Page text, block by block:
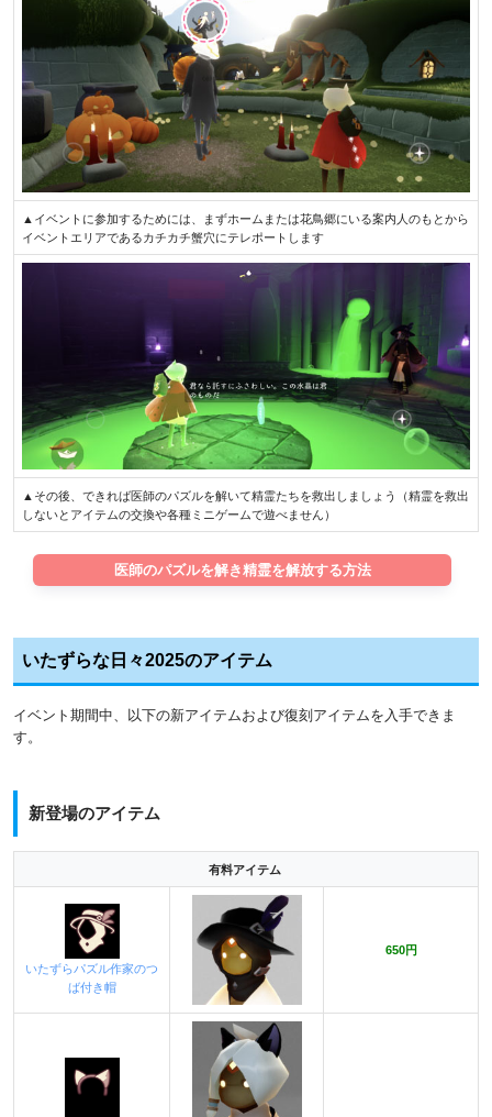
▲イベントに参加するためには、まずホームまたは花鳥郷にいる案内人のもとから
イベントエリアであるカチカチ蟹穴にテレポートします
▲その後、できれば医師のパズルを解いて精霊たちを救出しましょう（精霊を救出
しないとアイテムの交換や各種ミニゲームで遊べません）
医師のパズルを解き精霊を解放する方法
いたずらな日々2025のアイテム
イベント期間中、以下の新アイテムおよび復刻アイテムを入手できま
す。
新登場のアイテム
有料アイテム
いたずらパズル作家のつ
ば付き帽
650円